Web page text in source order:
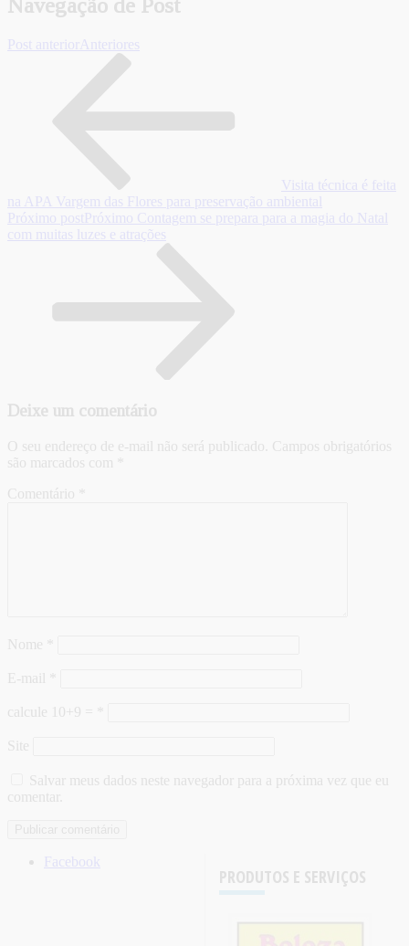
Navegação de Post
Post anterior Anteriores
Visita técnica é feita
na APA Vargem das Flores para preservação ambiental
Próximo post Próximo Contagem se prepara para a magia do Natal
com muitas luzes e atrações
Deixe um comentário
O seu endereço de e-mail não será publicado. Campos obrigatórios
são marcados com
Comentário
Nome
E-mail
calcule 10+9 =
Site
Salvar meus dados neste navegador para a próxima vez que eu
comentar.
PRODUTOS E SERVIÇOS
Facebook